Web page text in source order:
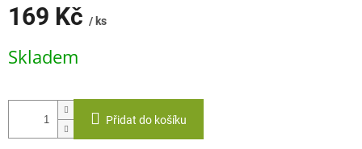
169 Kč / ks
cena:
Skladem
Přidat do košíku